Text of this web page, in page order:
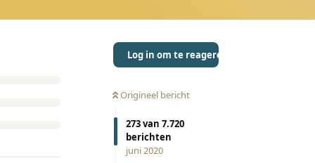
Log in om te reageren
Origineel bericht
273van 7.720
berichten
juni 2020